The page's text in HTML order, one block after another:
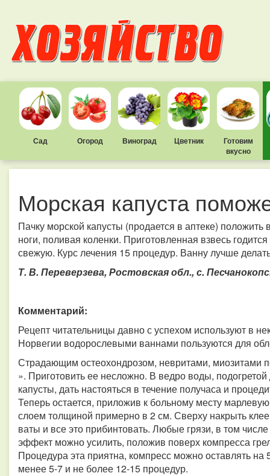
Сад Огород Виноград Цветник
Готовим
вкусно
Морская капуста
Пачку морской капусты (продается в аптеке)
ноги, поливая коленки. Приготовленная взвесь
свежую. Курс лечения 15 процедур. Ванну лучше
Т. В. Переверзева, Ростовская обл., с.
Комментарий:
Рецепт читательницы давно с успехом используют в
Норвегии водорослевыми ваннами пользуются для
Страдающим остеохондрозом, невритами, миозитами
». Приготовить ее несложно. В ведро воды,
капусты, дать настояться в течение получаса и
Теперь остается, приложив к больному месту
слоем толщиной примерно в 2 см. Сверху накрыть
ваты и все это прибинтовать. Любые грязи, в том
эффект можно усилить, положив поверх компресса
Процедура эта приятна, компресс можно оставлять на
менее 5-7 и не более 12-15 процедур.